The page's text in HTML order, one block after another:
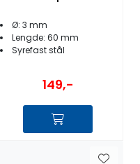
Ø: 3 mm
Lengde: 60 mm
Syrefast stål
149,-